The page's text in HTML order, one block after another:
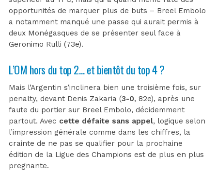
opportunités de marquer plus de buts – Breel Embolo
a notamment manqué une passe qui aurait permis à
deux Monégasques de se présenter seul face à
Geronimo Rulli (73e).
L’OM hors du top 2… et bientôt du top 4 ?
Mais l’Argentin s’inclinera bien une troisième fois, sur
penalty, devant Denis Zakaria (3-0, 82e), après une
faute du portier sur Breel Embolo, décidemment
partout. Avec cette défaite sans appel, logique selon
l’impression générale comme dans les chiffres, la
crainte de ne pas se qualifier pour la prochaine
édition de la Ligue des Champions est de plus en plus
pregnante.